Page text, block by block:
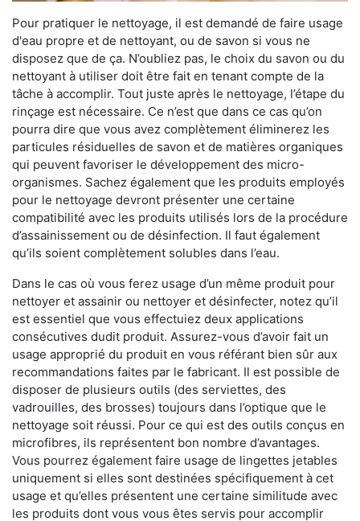
Pour pratiquer le nettoyage, il est demandé de faire usage
d'eau propre et de nettoyant, ou de savon si vous ne
disposez que de ça. N’oubliez pas, le choix du savon ou du
nettoyant à utiliser doit être fait en tenant compte de la
tâche à accomplir. Tout juste après le nettoyage, l’étape du
rinçage est nécessaire. Ce n’est que dans ce cas qu’on
pourra dire que vous avez complètement éliminerez les
particules résiduelles de savon et de matières organiques
qui peuvent favoriser le développement des micro-
organismes. Sachez également que les produits employés
pour le nettoyage devront présenter une certaine
compatibilité avec les produits utilisés lors de la procédure
d’assainissement ou de désinfection. Il faut également
qu’ils soient complètement solubles dans l’eau.
Dans le cas où vous ferez usage d’un même produit pour
nettoyer et assainir ou nettoyer et désinfecter, notez qu’il
est essentiel que vous effectuiez deux applications
consécutives dudit produit. Assurez-vous d’avoir fait un
usage approprié du produit en vous référant bien sûr aux
recommandations faites par le fabricant. Il est possible de
disposer de plusieurs outils (des serviettes, des
vadrouilles, des brosses) toujours dans l’optique que le
nettoyage soit réussi. Pour ce qui est des outils conçus en
microfibres, ils représentent bon nombre d’avantages.
Vous pourrez également faire usage de lingettes jetables
uniquement si elles sont destinées spécifiquement à cet
usage et qu’elles présentent une certaine similitude avec
les produits dont vous vous êtes servis pour accomplir